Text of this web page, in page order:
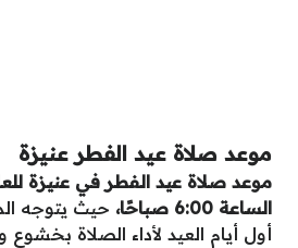
موعد صلاة عيد الفطر عنيزة
الساعة 6:00 صباحًا،
حيث يتوجه
أول أيام العيد لأداء الصلاة